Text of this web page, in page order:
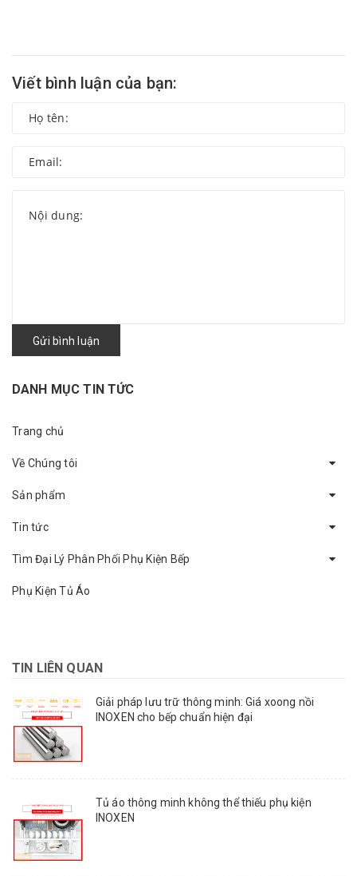
Viết bình luận của bạn:
Gửi bình luận
DANH MỤC TIN TỨC
Trang chủ
Về Chúng tôi
Sản phẩm
Tin tức
Tìm Đại Lý Phân Phối Phụ Kiện Bếp
Phụ Kiện Tủ Áo
TIN LIÊN QUAN
Giải pháp lưu trữ thông minh: Giá xoong nồi
INOXEN cho bếp chuẩn hiện đại
Tủ áo thông minh không thể thiếu phụ kiện
INOXEN